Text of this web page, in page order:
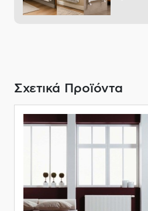
Σχετικά Προϊόντα